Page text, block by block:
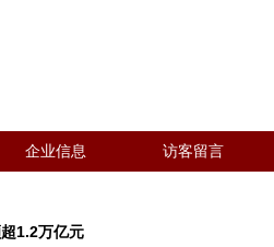
企业信息 访客留言
1.2万亿元